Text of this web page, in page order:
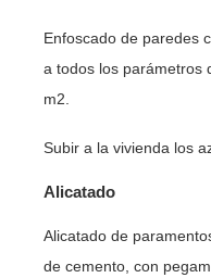
Enfoscado de paredes
a todos los parámetros
m2.
Subir a la vivienda los
Alicatado
Alicatado de
de cemento, con